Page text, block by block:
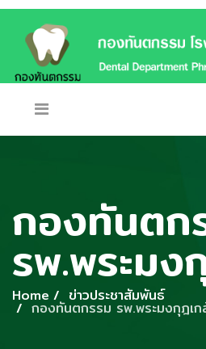
กองทันตก
รพ.พระมง
Home ข่าวประชาสัมพันธ์
กองทันตกรรม รพ.พระมงกุฎเก